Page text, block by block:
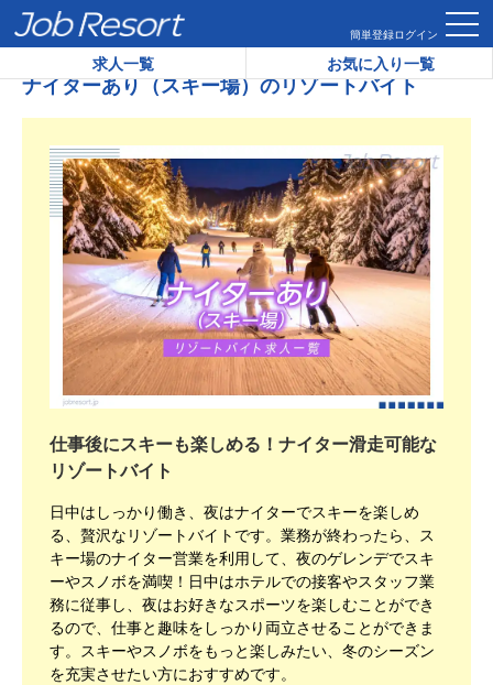
簡単登録ログイン
求人一覧 お気に入り一覧
HOME ナイターあり（スキー場）のリゾートバイト
ナイターあり（スキー場）のリゾートバイト
仕事後にスキーも楽しめる！ナイター滑走可能な
リゾートバイト
日中はしっかり働き、夜はナイターでスキーを楽しめ
る、贅沢なリゾートバイトです。業務が終わったら、ス
キー場のナイター営業を利用して、夜のゲレンデでスキ
ーやスノボを満喫！日中はホテルでの接客やスタッフ業
務に従事し、夜はお好きなスポーツを楽しむことができ
るので、仕事と趣味をしっかり両立させることができま
す。スキーやスノボをもっと楽しみたい、冬のシーズン
を充実させたい方におすすめです。